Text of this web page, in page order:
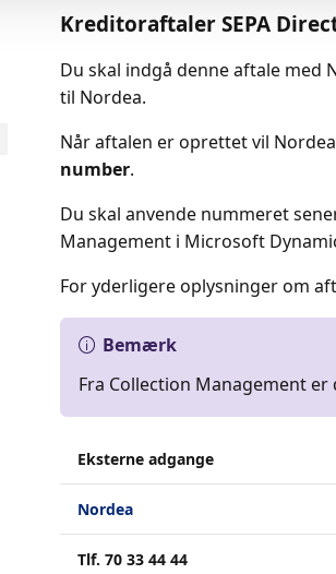
Kreditoraftaler SEPA
Du skal indgå denne aftale med
til Nordea.
Når aftalen er oprettet vil
number.
Du skal anvende nummeret
Management i Microsoft
For yderligere oplysninger om
Bemærk
Fra Collection Management
Eksterne adgange
Nordea
Tlf. 70 33 44 44